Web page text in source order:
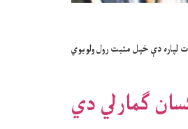
لپاره دې خپل مثبت رول ولوبوي
ګمارلي دي